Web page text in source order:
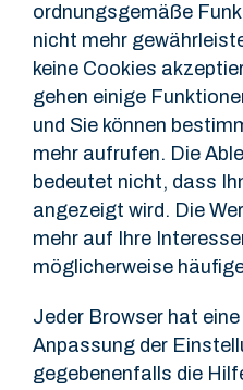
ordnungsgemäße
nicht mehr
keine Cookies
gehen einige
und Sie können
mehr aufrufen. Die
bedeutet nicht, dass
angezeigt wird. Die
mehr auf Ihre
möglicherweise
Jeder Browser hat
Anpassung der
gegebenenfalls die